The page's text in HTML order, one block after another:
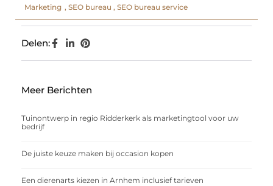
Marketing , SEO bureau , SEO bureau service
Delen:
Meer Berichten
Tuinontwerp in regio Ridderkerk als marketingtool voor uw
bedrijf
De juiste keuze maken bij occasion kopen
Een dierenarts kiezen in Arnhem inclusief tarieven